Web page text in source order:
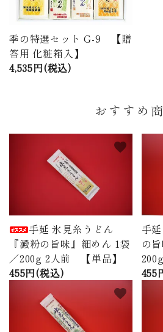
季の特選セット G-9 【贈
答用 化粧箱入】
4,535円(税込)
おすすめ
手延 氷見糸うどん
『澱粉の旨味』細めん 1袋
／200g 2人前 【単品】
455円(税込)
favorite
手
の
455
favorite